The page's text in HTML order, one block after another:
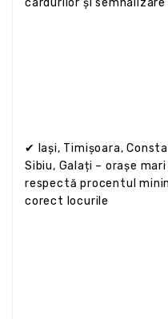
cardurilor și
✔ Iași, Timișoara,
Sibiu, Galați – orașe
respectă procentul
corect locurile